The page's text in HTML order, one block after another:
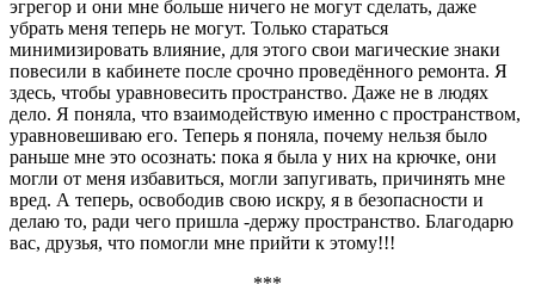
эгрегор и они мне больше ничего не могут сделать, даже
убрать меня теперь не могут. Только стараться
минимизировать влияние, для этого свои магические знаки
повесили в кабинете после срочно проведённого ремонта. Я
здесь, чтобы уравновесить пространство. Даже не в людях
дело. Я поняла, что взаимодействую именно с пространством,
уравновешиваю его. Теперь я поняла, почему нельзя было
раньше мне это осознать: пока я была у них на крючке, они
могли от меня избавиться, могли запугивать, причинять мне
вред. А теперь, освободив свою искру, я в безопасности и
делаю то, ради чего пришла -держу пространство. Благодарю
вас, друзья, что помогли мне прийти к этому!!!
***